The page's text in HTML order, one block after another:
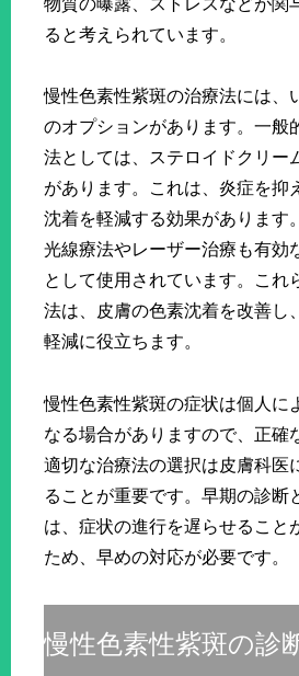
ると考えられています。
慢性色素性紫斑の治療法には、
のオプションがあります。一般
法としては、ステロイドクリー
があります。これは、炎症を抑
沈着を軽減する効果があります
光線療法やレーザー治療も有効
として使用されています。これ
法は、皮膚の色素沈着を改善し
軽減に役立ちます。
慢性色素性紫斑の症状は個人に
なる場合がありますので、正確
適切な治療法の選択は皮膚科医
ることが重要です。早期の診断
は、症状の進行を遅らせること
ため、早めの対応が必要です。
慢性色素性紫斑の診